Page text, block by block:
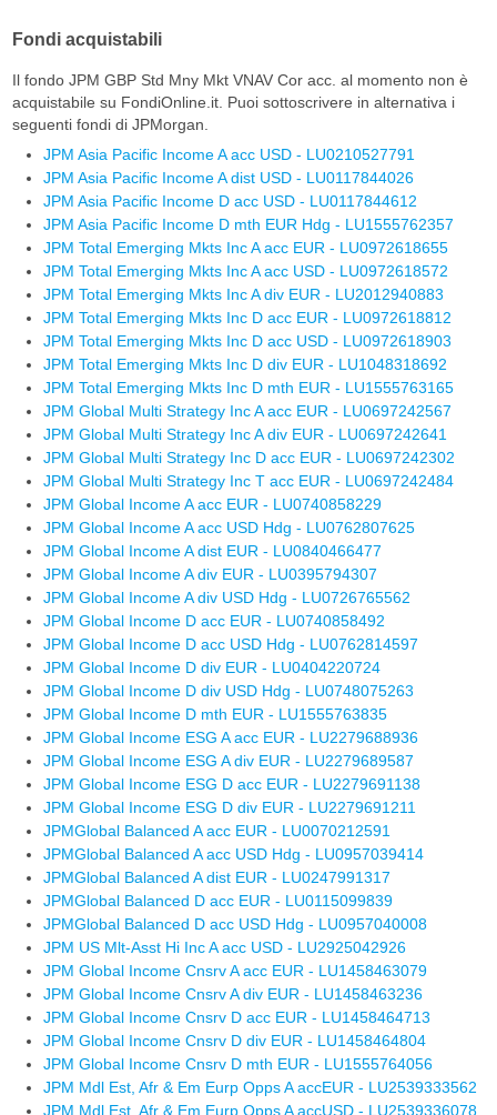
Fondi acquistabili
Il fondo JPM GBP Std Mny Mkt VNAV Cor acc. al momento non è
acquistabile su FondiOnline.it. Puoi sottoscrivere in alternativa i
seguenti fondi di JPMorgan.
JPM Asia Pacific Income A acc USD - LU0210527791
JPM Asia Pacific Income A dist USD - LU0117844026
JPM Asia Pacific Income D acc USD - LU0117844612
JPM Asia Pacific Income D mth EUR Hdg - LU1555762357
JPM Total Emerging Mkts Inc A acc EUR - LU0972618655
JPM Total Emerging Mkts Inc A acc USD - LU0972618572
JPM Total Emerging Mkts Inc A div EUR - LU2012940883
JPM Total Emerging Mkts Inc D acc EUR - LU0972618812
JPM Total Emerging Mkts Inc D acc USD - LU0972618903
JPM Total Emerging Mkts Inc D div EUR - LU1048318692
JPM Total Emerging Mkts Inc D mth EUR - LU1555763165
JPM Global Multi Strategy Inc A acc EUR - LU0697242567
JPM Global Multi Strategy Inc A div EUR - LU0697242641
JPM Global Multi Strategy Inc D acc EUR - LU0697242302
JPM Global Multi Strategy Inc T acc EUR - LU0697242484
JPM Global Income A acc EUR - LU0740858229
JPM Global Income A acc USD Hdg - LU0762807625
JPM Global Income A dist EUR - LU0840466477
JPM Global Income A div EUR - LU0395794307
JPM Global Income A div USD Hdg - LU0726765562
JPM Global Income D acc EUR - LU0740858492
JPM Global Income D acc USD Hdg - LU0762814597
JPM Global Income D div EUR - LU0404220724
JPM Global Income D div USD Hdg - LU0748075263
JPM Global Income D mth EUR - LU1555763835
JPM Global Income ESG A acc EUR - LU2279688936
JPM Global Income ESG A div EUR - LU2279689587
JPM Global Income ESG D acc EUR - LU2279691138
JPM Global Income ESG D div EUR - LU2279691211
JPMGlobal Balanced A acc EUR - LU0070212591
JPMGlobal Balanced A acc USD Hdg - LU0957039414
JPMGlobal Balanced A dist EUR - LU0247991317
JPMGlobal Balanced D acc EUR - LU0115099839
JPMGlobal Balanced D acc USD Hdg - LU0957040008
JPM US Mlt-Asst Hi Inc A acc USD - LU2925042926
JPM Global Income Cnsrv A acc EUR - LU1458463079
JPM Global Income Cnsrv A div EUR - LU1458463236
JPM Global Income Cnsrv D acc EUR - LU1458464713
JPM Global Income Cnsrv D div EUR - LU1458464804
JPM Global Income Cnsrv D mth EUR - LU1555764056
JPM Mdl Est, Afr & Em Eurp Opps A accEUR - LU2539333562
JPM Mdl Est, Afr & Em Eurp Opps A accUSD - LU2539336078